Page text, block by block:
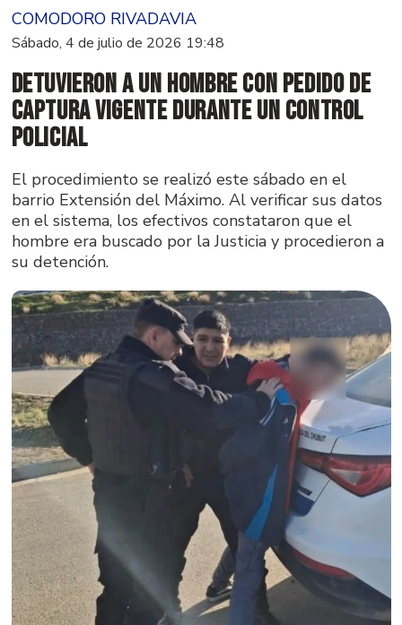
COMODORO RIVADAVIA
Sábado, 4 de julio de 2026 19:48
Detuvieron a un hombre con pedido de
captura vigente durante un control
policial
El procedimiento se realizó este sábado en el
barrio Extensión del Máximo. Al verificar sus datos
en el sistema, los efectivos constataron que el
hombre era buscado por la Justicia y procedieron a
su detención.